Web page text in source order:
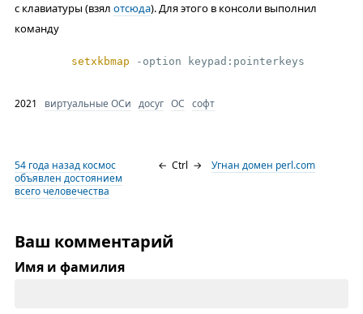
с клавиатуры (взял отсюда). Для этого в консоли выполнил
команду
setxkbmap -option keypad:pointerkeys
2021 виртуальные ОСи досуг ОС софт
54 года назад космос
объявлен достоянием
всего человечества
← Ctrl → Угнан домен perl.com
Ваш комментарий
Имя и фамилия